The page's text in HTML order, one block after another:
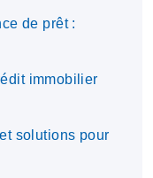
de prêt :
immobilier
solutions pour